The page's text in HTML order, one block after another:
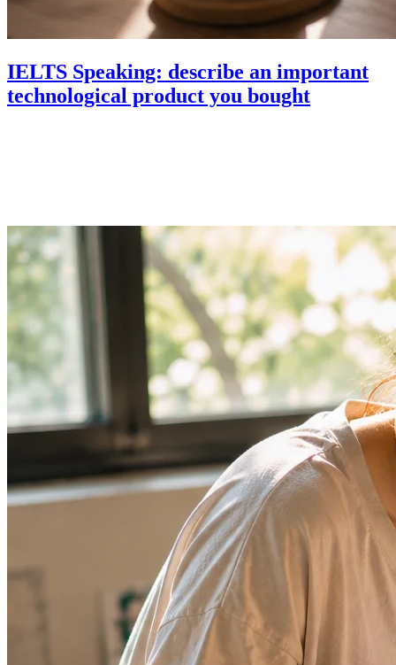
IELTS Speaking: describe an important
technological product you bought